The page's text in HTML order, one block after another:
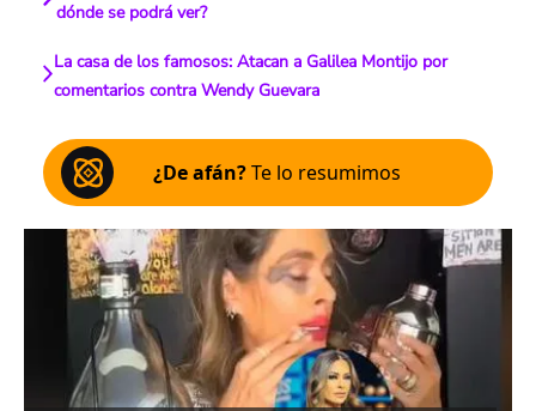
dónde se podrá ver?
La casa de los famosos: Atacan a Galilea Montijo por
comentarios contra Wendy Guevara
¿De afán?Te lo resumimos